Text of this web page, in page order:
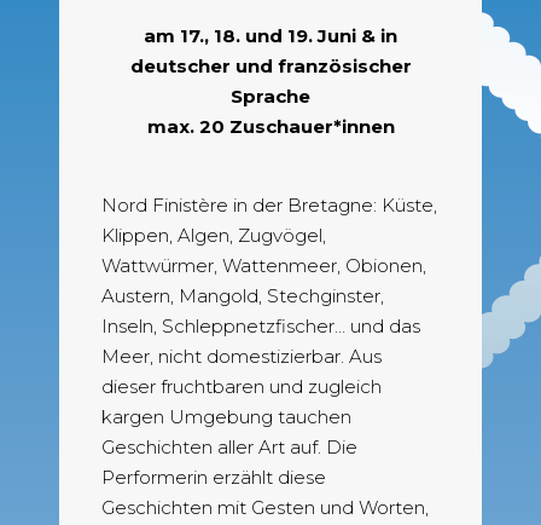
am 17., 18. und 19. Juni & in
deutscher und französischer
Sprache
max. 20 Zuschauer*innen
Nord Finistère in der Bretagne: Küste,
Klippen, Algen, Zugvögel,
Wattwürmer, Wattenmeer, Obionen,
Austern, Mangold, Stechginster,
Inseln, Schleppnetzfischer… und das
Meer, nicht domestizierbar. Aus
dieser fruchtbaren und zugleich
kargen Umgebung tauchen
Geschichten aller Art auf. Die
Performerin erzählt diese
Geschichten mit Gesten und Worten,